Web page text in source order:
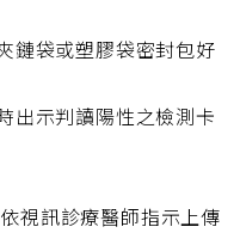
鏈袋或塑膠袋密封包好
出示判讀陽性之檢測卡
視訊診療醫師指示上傳